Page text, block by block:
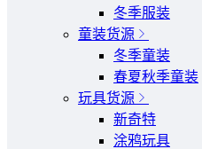
冬季服装
童装货源
冬季童装
春夏秋季童装
玩具货源
新奇特
涂鸦玩具